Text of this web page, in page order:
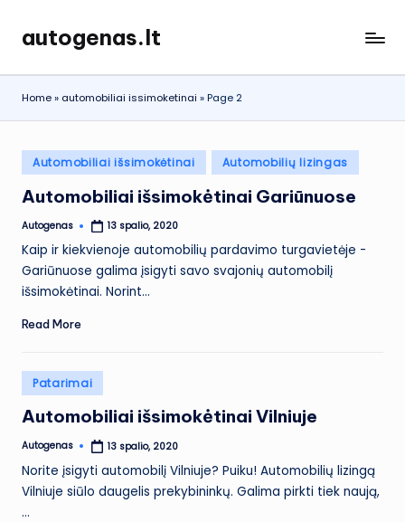
Skip
content
autogenas.lt
Home» automobiliai issimoketinai »Page 2
Posted
in
Automobiliai išsimokėtinai Automobilių lizingas
Automobiliai išsimokėtinai Gariūnuose
Posted
Autogenas 13 spalio, 2020
Kaip ir kiekvienoje automobilių pardavimo turgavietėje -
Gariūnuose galima įsigyti savo svajonių automobilį
išsimokėtinai. Norint…
Read More
Posted
in
Patarimai
Automobiliai išsimokėtinai Vilniuje
Posted
Autogenas 13 spalio, 2020
Norite įsigyti automobilį Vilniuje? Puiku! Automobilių lizingą
Vilniuje siūlo daugelis prekybininkų. Galima pirkti tiek naują,
…